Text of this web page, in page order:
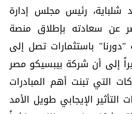
شلباية، رئيس مجلس إدارة
عن سعادته بإطلاق منصة
"دورنا" باستثمارات تصل إلى
إلى أن شركة بيبسيكو مصر
التي تبنت أهم المبادرات
التأثير الإيجابي طويل الأمد